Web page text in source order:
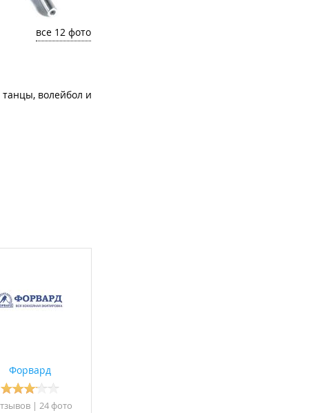
все 12 фото
танцы, волейбол и
Форвард
| 24 фото